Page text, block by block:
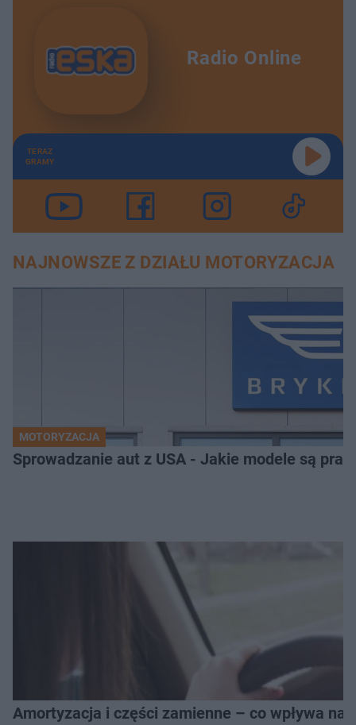
Radio Online
TERAZ
GRAMY
NAJNOWSZE Z DZIAŁU MOTORYZACJA
MOTORYZACJA
Sprowadzanie aut z USA - Jakie modele są
Amortyzacja i części zamienne – co wpływa na